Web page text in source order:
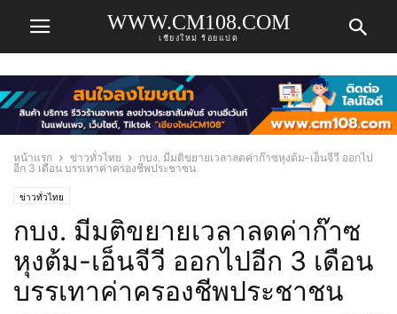
WWW.CM108.COM
เชียงใหม่ ร้อยแปด
หน้าแรก ข่าวทั่วไทย
กบง. มีมติขยายเวลาลดค่าก๊าซหุงต้ม-เอ็นจีวี ออกไป
อีก 3 เดือน บรรเทาค่าครองชีพประชาชน
ข่าวทั่วไทย
กบง. มีมติขยายเวลาลดค่าก๊าซ
หุงต้ม-เอ็นจีวี ออกไปอีก 3 เดือน
บรรเทาค่าครองชีพประชาชน